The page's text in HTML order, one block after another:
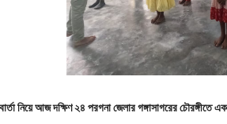
বার্তা নিয়ে আজ দক্ষিণ ২৪ পরগনা জেলার গঙ্গাসাগরের